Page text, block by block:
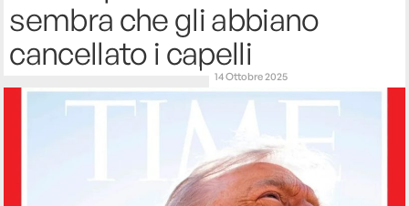
sembra che gli abbiano
cancellato i capelli
14 Ottobre 2025